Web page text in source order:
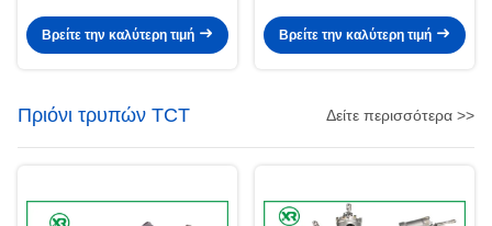
τρυπών μετάλλων τέμνον
Βρείτε την καλύτερη τιμή
ζωγραφικής χρώματος πριονιών
Βρείτε την καλύτερη τιμή
Πριόνι τρυπών TCT Δείτε περισσότερα >>